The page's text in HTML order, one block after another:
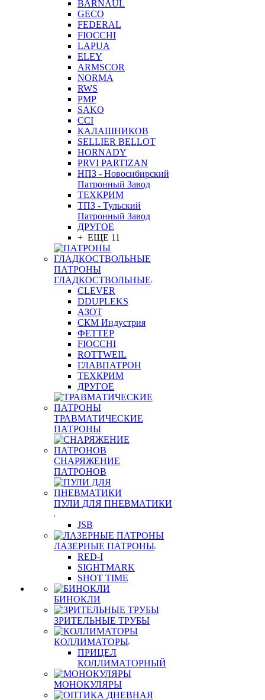
BARNAUL
GEСO
FEDERAL
FIOCCHI
LAPUA
ELEY
ARMSCOR
NORMA
RWS
PMP
SAKO
CCI
КАЛАШНИКОВ
SELLIER BELLOT
HORNADY
PRVI PARTIZAN
НПЗ - Новосибирский
Патронный Завод
ТЕХКРИМ
ТПЗ - Тульский
Патронный Завод
ДРУГОЕ
+ ЕЩЕ 11
ПАТРОНЫ
ГЛАДКОСТВОЛЬНЫЕ
CLEVER
DDUPLEKS
АЗОТ
СКМ Индустрия
ФЕТТЕР
FIOCCHI
ROTTWEIL
ГЛАВПАТРОН
ТЕХКРИМ
ДРУГОЕ
ТРАВМАТИЧЕСКИЕ
ПАТРОНЫ
СНАРЯЖЕНИЕ
ПАТРОНОВ
ПУЛИ ДЛЯ ПНЕВМАТИКИ
JSB
ЛАЗЕРНЫЕ ПАТРОНЫ
RED-I
SIGHTMARK
SHOT TIME
БИНОКЛИ
ЗРИТЕЛЬНЫЕ ТРУБЫ
КОЛЛИМАТОРЫ
ПРИЦЕЛ
КОЛЛИМАТОРНЫЙ
МОНОКУЛЯРЫ